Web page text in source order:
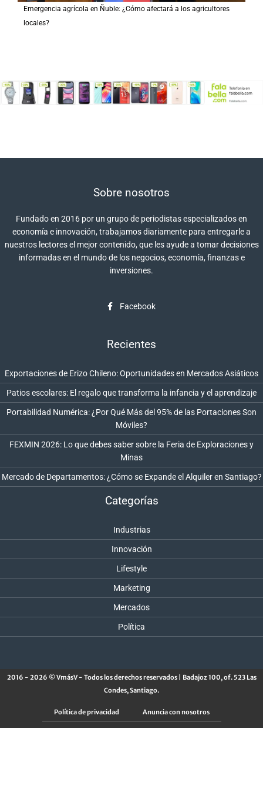
Emergencia agrícola en Ñuble: ¿Cómo afectará a los agricultores
locales?
Sobre nosotros
Fundado en 2016 por un grupo de periodistas especializados en
economía e innovación, trabajamos diariamente para entregarle a
nuestros lectores el mejor contenido, que les ayude a tomar decisiones
informadas en el mundo de los negocios, economía, finanzas e
inversiones.
Facebook
Recientes
Exportaciones de Erizo Chileno: Oportunidades en Mercados Asiáticos
Patios escolares: El regalo que transforma la infancia y el aprendizaje
Portabilidad Numérica: ¿Por Qué Más del 95% de las Portaciones Son
Móviles?
FEXMIN 2026: Lo que debes saber sobre la Feria de Exploraciones y
Minas
Mercado de Departamentos: ¿Cómo se Expande el Alquiler en Santiago?
Categorías
Industrias
Innovación
Lifestyle
Marketing
Mercados
Política
2016 - 2026 © VmásV - Todos los derechos reservados | Badajoz 100, of. 523 Las
Condes, Santiago.
Política de privacidad Anuncia con nosotros